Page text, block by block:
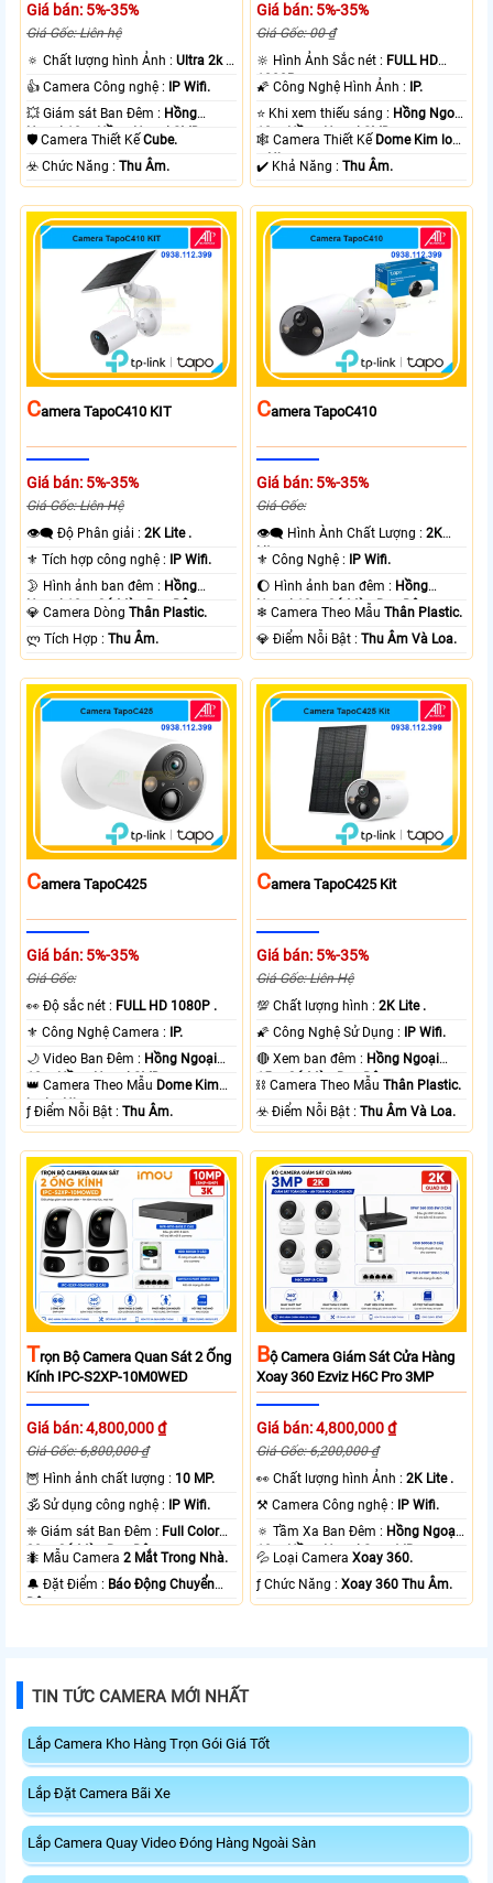
Giá bán: 5%-35%
Giá Gốc: Liên hệ
🔅 Chất lượng hình Ảnh :Ultra 2k +
.
👍 Camera Công nghệ :
IP Wifi.
💥 Giám sát Ban Đêm : Hồng
Ngoại 10m Hồng Ngoại SMD.
🛡 Camera Thiết KếCube.
️☣️ Chức Năng :Thu Âm.
Giá bán: 5%-35%
Giá Gốc: 00 ₫
🔆 Hình Ảnh Sắc nét : FULL HD
1080P .
🌠 Công Nghệ Hình Ảnh :
IP.
⭐ Khi xem thiếu sáng : Hồng Ngoại
10m Hồng Ngoại SMD.
🕸️ Camera Thiết Kế Dome Kim loại
+ Nhựa.
️✔️ Khả Năng :Thu Âm.
CAmera TapoC410 KIT
Giá bán: 5%-35%
Giá Gốc: Liên Hệ
👁️‍🗨 Độ Phân giải :2K Lite .
⚜️ Tích hợp công nghệ :
IP Wifi.
🌛 Hình ảnh ban đêm : Hồng
Ngoại 10m Có Màu Ban Ðêm.
💎 Camera DòngThân Plastic.
️ლ Tích Hợp :Thu Âm.
CAmera TapoC410
Giá bán: 5%-35%
Giá Gốc:
👁️‍🗨 Hình Ành Chất Lượng :2K
Lite .
⚜️ Công Nghệ :
IP Wifi.
🌔 Hình ảnh ban đêm : Hồng
Ngoại 10m Có Màu Ban Ðêm.
❄ Camera Theo MẫuThân Plastic.
️💎 Điểm Nỗi Bật :Thu Âm Và Loa.
CAmera TapoC425
Giá bán: 5%-35%
Giá Gốc:
️👀 Độ sắc nét : FULL HD 1080P .
⚜️ Công Nghệ Camera :
IP.
🌙 Video Ban Đêm : Hồng Ngoại
10m Hồng Ngoại SMD.
👑 Camera Theo Mẫu Dome Kim
loại + Nhựa.
️ƒ Điểm Nỗi Bật :Thu Âm.
CAmera TapoC425 Kit
Giá bán: 5%-35%
Giá Gốc: Liên Hệ
💯 Chất lượng hình :2K Lite .
🌠 Công Nghệ Sử Dụng :
IP Wifi.
🔴 Xem ban đêm : Hồng Ngoại
15m Có Màu Ban Ðêm.
⛓ Camera Theo MẫuThân Plastic.
️☣️ Điểm Nỗi Bật :Thu Âm Và Loa.
TRọn Bộ Camera Quan Sát 2 Ống
Kính IPC-S2XP-10M0WED
Giá bán: 4,800,000 ₫
Giá Gốc: 6,800,000 ₫
🦉 Hình ảnh chất lượng : 10 MP.
🕉️ Sử dụng công nghệ :
IP Wifi.
❈ Giám sát Ban Đêm : Full Color
20m Có Màu Ban Ðêm.
🐜 Mẫu Camera2 Mắt Trong Nhà.
️🔔 Đặt Điểm : Báo Động Chuyển
Động.
BỘ Camera Giám Sát Cửa Hàng
Xoay 360 Ezviz H6C Pro 3MP
Giá bán: 4,800,000 ₫
Giá Gốc: 6,200,000 ₫
️👀 Chất lượng hình Ảnh :2K Lite .
⚒ Camera Công nghệ :
IP Wifi.
🔅 Tầm Xa Ban Đêm : Hồng Ngoại
10m Hồng Ngoại Smart IR.
💦 Loại CameraXoay 360.
️ƒ Chức Năng :Xoay 360 Thu Âm.
TIN TỨC CAMERA MỚI NHẤT
Lắp Camera Kho Hàng Trọn Gói Giá Tốt
Lắp Đặt Camera Bãi Xe
Lắp Camera Quay Video Đóng Hàng Ngoài Sàn